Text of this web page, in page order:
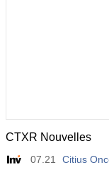
CTXR Nouvelles
07.21
Citius